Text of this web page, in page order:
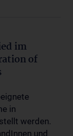
im
of
in
werden.
und